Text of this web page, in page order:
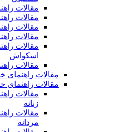
مقالات
مقالات
مقالات
مقالات
مقالات
اسکواش
مقالات
مقالات راهنمای
مقالات راهنمای
مقالات
زنانه
مقالات
مردانه